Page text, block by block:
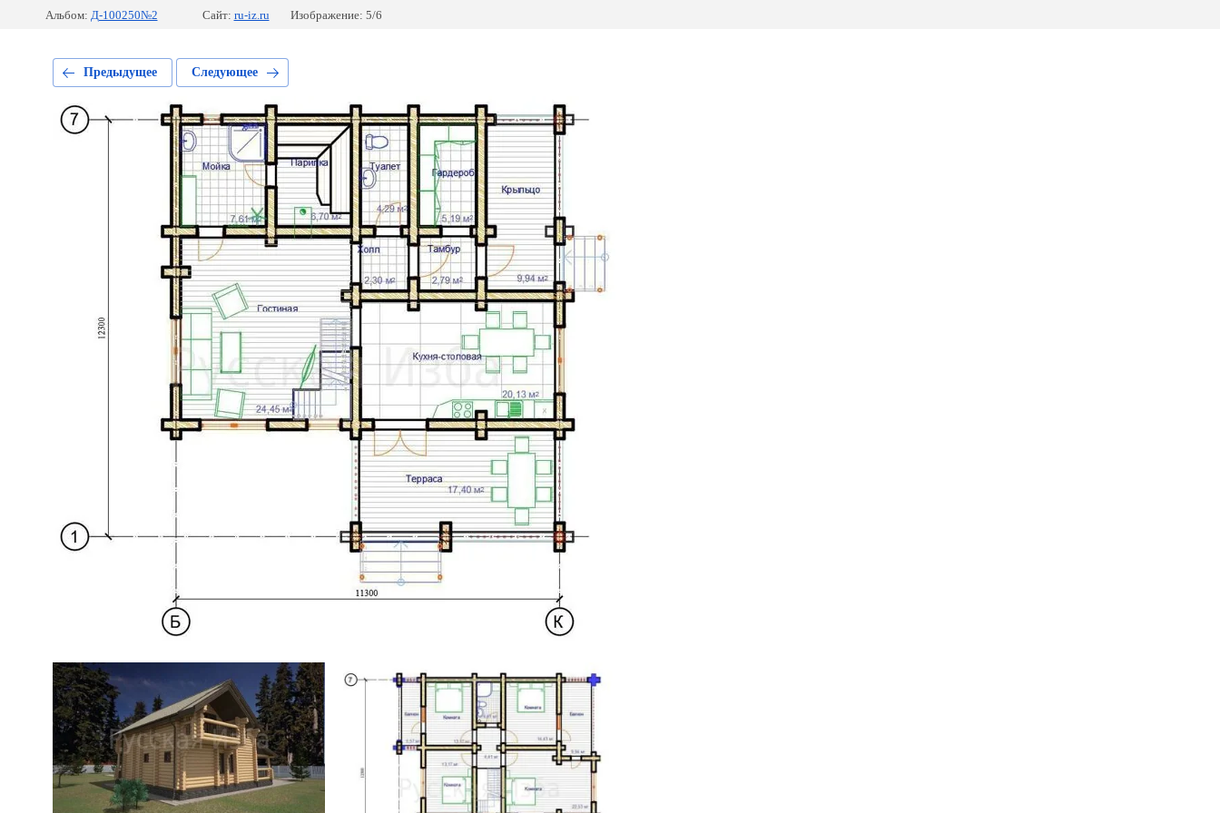
Альбом: Д-100250№2 Сайт: ru-iz.ru Изображение: 5/6
Предыдущее Следующее